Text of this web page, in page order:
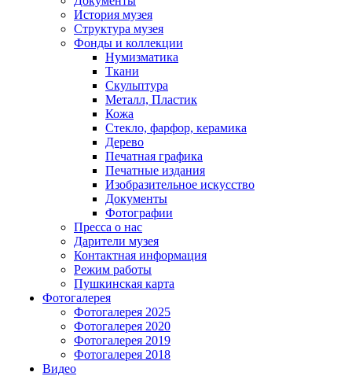
История музея
Структура музея
Фонды и коллекции
Нумизматика
Ткани
Скульптура
Металл, Пластик
Кожа
Стекло, фарфор, керамика
Дерево
Печатная графика
Печатные издания
Изобразительное искусство
Документы
Фотографии
Пресса о нас
Дарители музея
Контактная информация
Режим работы
Пушкинская карта
Фотогалерея
Фотогалерея 2025
Фотогалерея 2020
Фотогалерея 2019
Фотогалерея 2018
Видео